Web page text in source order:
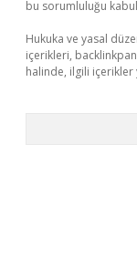
bu sorumluluğu
Hukuka ve yasal
içerikleri,
halinde, ilgili içerikler